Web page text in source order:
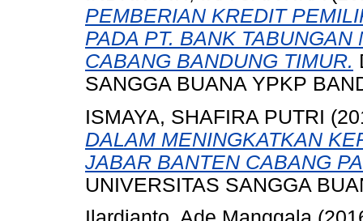
PEMBERIAN KREDIT
PADA PT. BANK
CABANG BANDUNG TIMUR.
SANGGA BUANA YPKP
ISMAYA, SHAFIRA PUTRI
DALAM MENINGKATKAN
JABAR BANTEN CABANG
UNIVERSITAS SANGGA